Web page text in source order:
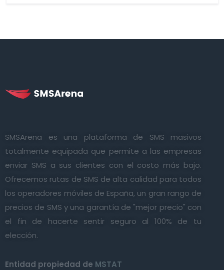
SMSArena es una plataforma de SMS masivos
totalmente equipada que permite a las empresas
enviar SMS a sus clientes con el costo más bajo.
Ofrecemos rutas de SMS de alta calidad para todos
los operadores móviles de España, un gran rango de
precios de SMS y una garantía de "mejor precio" con
el fin de hacerte sentir seguro al 100% de tu
elección.
Entidad propiedad de MSTAT